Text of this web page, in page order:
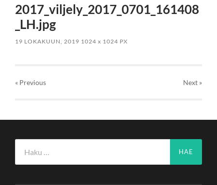
2017_viljely_2017_0701_161408
_LH.jpg
19 LOKAKUUN, 2019 1024x 1024 PX
« Previous Next»